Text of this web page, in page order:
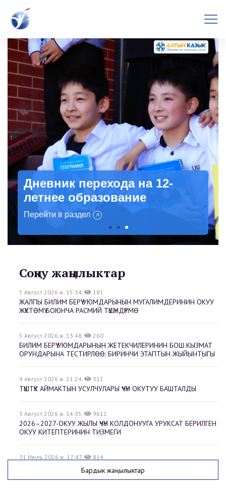
Дневник перехода на 12-
летнее образование
Перейти в раздел
Соңку жаңылыктар
5 Август 2026 ж. 15:34, 181
ЖАЛПЫ БИЛИМ БЕРҮҮ УЮМДАРЫНЫН МУГАЛИМДЕРИНИН ОКУУ
ЖҮКТӨМҮ БОЮНЧА РАСМИЙ ТҮШҮНДҮРМӨ
5 Август 2026 ж. 13:48, 260
БИЛИМ БЕРҮҮ УЮМДАРЫНЫН ЖЕТЕКЧИЛЕРИНИН БОШ КЫЗМАТ
ОРУНДАРЫНА ТЕСТИРЛӨӨ: БИРИНЧИ ЭТАПТЫН ЖЫЙЫНТЫГЫ
4 Август 2026 ж. 11:24, 311
ТҮШТҮК АЙМАКТЫН УСУЛЧУЛАРЫ ҮЧҮН ОКУТУУ БАШТАЛДЫ
3 Август 2026 ж. 14:35, 9611
2026–2027-ОКУУ ЖЫЛЫ ҮЧҮН КОЛДОНУУГА УРУКСАТ БЕРИЛГЕН
ОКУУ КИТЕПТЕРИНИН ТИЗМЕГИ
31 Июль 2026 ж. 17:47, 814
КР АГАРТУУ МИНИСТРЛИГИ МААЛЫМДАЙТ
Бардык жаңылыктар